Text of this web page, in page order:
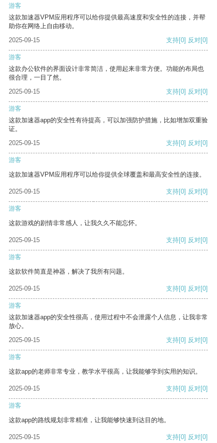
游客
这款加速器VPM应用程序可以给你提供最高速度和安全性的连接，并帮
助你在网络上自由移动。
2025-09-15
支持[0] 反对[0]
游客
这款办公软件的界面设计非常简洁，使用起来非常方便。功能的布局也
很合理，一目了然。
2025-09-15
支持[0] 反对[0]
游客
这款加速器app的安全性有待提高，可以加强防护措施，比如增加双重验
证。
2025-09-15
支持[0] 反对[0]
游客
这款加速器VPM应用程序可以给你提供全球覆盖和最高安全性的连接。
2025-09-15 支持[0] 反对[0]
游客
这款游戏的剧情非常感人，让我久久不能忘怀。
2025-09-15 支持[0] 反对[0]
游客
这款软件简直是神器，解决了我所有问题。
2025-09-15 支持[0] 反对[0]
游客
这款加速器app的安全性很高，使用过程中不会泄露个人信息，让我非常
放心。
2025-09-15
支持[0] 反对[0]
游客
这款app的老师非常专业，教学水平很高，让我能够学到实用的知识。
2025-09-15 支持[0] 反对[0]
游客
这款app的路线规划非常精准，让我能够快速到达目的地。
2025-09-15 支持[0] 反对[0]